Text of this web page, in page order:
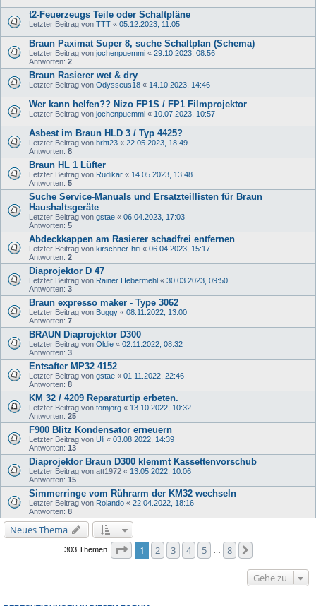
t2-Feuerzeugs Teile oder Schaltpläne
Letzter Beitrag von TTT « 05.12.2023, 11:05
Braun Paximat Super 8, suche Schaltplan (Schema)
Letzter Beitrag von jochenpuemmi « 29.10.2023, 08:56
Antworten: 2
Braun Rasierer wet & dry
Letzter Beitrag von Odysseus18 « 14.10.2023, 14:46
Wer kann helfen?? Nizo FP1S / FP1 Filmprojektor
Letzter Beitrag von jochenpuemmi « 10.07.2023, 10:57
Asbest im Braun HLD 3 / Typ 4425?
Letzter Beitrag von brht23 « 22.05.2023, 18:49
Antworten: 8
Braun HL 1 Lüfter
Letzter Beitrag von Rudikar « 14.05.2023, 13:48
Antworten: 5
Suche Service-Manuals und Ersatzteillisten für Braun
Haushaltsgeräte
Letzter Beitrag von gstae « 06.04.2023, 17:03
Antworten: 5
Abdeckkappen am Rasierer schadfrei entfernen
Letzter Beitrag von kirschner-hifi « 06.04.2023, 15:17
Antworten: 2
Diaprojektor D 47
Letzter Beitrag von Rainer Hebermehl « 30.03.2023, 09:50
Antworten: 3
Braun expresso maker - Type 3062
Letzter Beitrag von Buggy « 08.11.2022, 13:00
Antworten: 7
BRAUN Diaprojektor D300
Letzter Beitrag von Oldie « 02.11.2022, 08:32
Antworten: 3
Entsafter MP32 4152
Letzter Beitrag von gstae « 01.11.2022, 22:46
Antworten: 8
KM 32 / 4209 Reparaturtip erbeten.
Letzter Beitrag von tomjorg « 13.10.2022, 10:32
Antworten: 25
F900 Blitz Kondensator erneuern
Letzter Beitrag von Uli « 03.08.2022, 14:39
Antworten: 13
Diaprojektor Braun D300 klemmt Kassettenvorschub
Letzter Beitrag von att1972 « 13.05.2022, 10:06
Antworten: 15
Simmerringe vom Rührarm der KM32 wechseln
Letzter Beitrag von Rolando « 22.04.2022, 18:16
Antworten: 8
Neues Thema
303 Themen Seite von
1 2 3 4 5 8
Gehe zu